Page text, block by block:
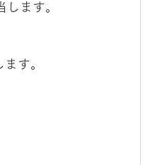
ます。
す。